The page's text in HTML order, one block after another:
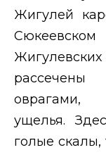
Жигулей
рассечены
оврагами,
ущелья.
голые скалы,